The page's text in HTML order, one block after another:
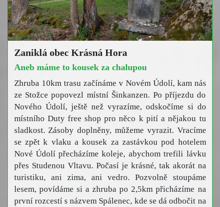
Zaniklá obec Krásná Hora
Aneb máme to kousek za chalupou
Zhruba 10km trasu začínáme v Novém Údolí, kam nás
ze Stožce popovezl místní Šinkanzen. Po příjezdu do
Nového Údolí, ještě než vyrazíme, odskočíme si do
místního Duty free shop pro něco k pití a nějakou tu
sladkost. Zásoby doplněny, můžeme vyrazit. Vracíme
se zpět k vlaku a kousek za zastávkou pod hotelem
Nové Údolí přecházíme koleje, abychom trefili lávku
přes Studenou Vltavu. Počasí je krásné, tak akorát na
turistiku, ani zima, ani vedro. Pozvolně stoupáme
lesem, povídáme si a zhruba po 2,5km přicházíme na
první rozcestí s názvem Spálenec, kde se dá odbočit na